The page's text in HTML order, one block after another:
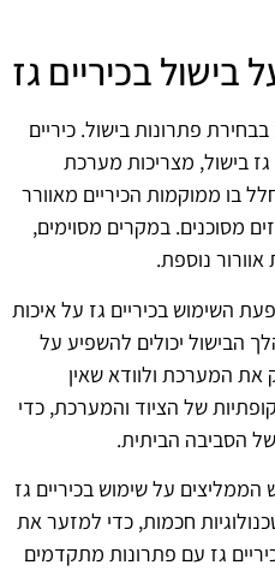
בכיריים גז
פתרונות בישול. כיריים
גז בישול, מצריכות מערכת
בו ממוקמות הכיריים מאוורר
מסוכנים. במקרים מסוימים,
נוספת.
השימוש בכיריים גז על איכות
הבישול יכולים להשפיע על
את המערכת ולוודא שאין
של הציוד והמערכת, כדי
הסביבה הביתית.
הממליצים על שימוש בכיריים גז
חכמות, כדי למזער את
גז עם פתרונות מתקדמים